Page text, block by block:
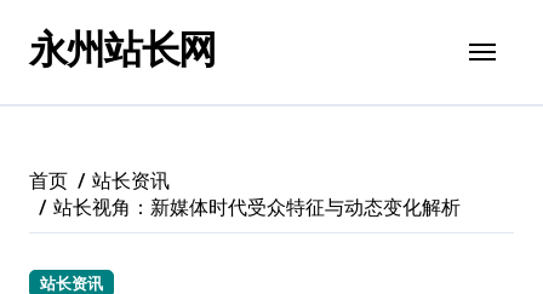
永州站长网
首页
站长资讯
站长视角：新媒体时代受众特征与动态变化解析
站长资讯